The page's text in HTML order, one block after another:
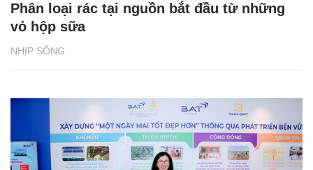
NHỊP SỐNG
Phân loại rác tại nguồn bắt đầu từ những
vỏ hộp sữa